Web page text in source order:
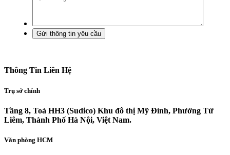
Thông Tin Liên Hệ
Trụ sở chính
Tầng 8, Toà HH3 (Sudico) Khu đô thị Mỹ Đình, Phường Từ
Liêm, Thành Phố Hà Nội, Việt Nam.
Văn phòng HCM